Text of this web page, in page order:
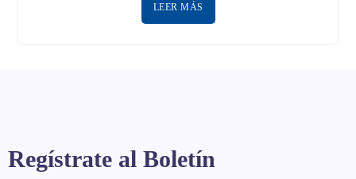
LEER MÁS
Regístrate al Boletín